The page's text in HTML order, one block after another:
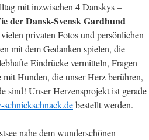
mit inzwischen 4 Danskys –
der Dansk-Svensk Gardhund
privaten Fotos und persönlichen
mit dem Gedanken spielen, die
Eindrücke vermitteln, Fragen
Hunden, die unser Herz berühren,
sind! Unser Herzensprojekt ist gerade
bestellt werden.
nahe dem wunderschönen